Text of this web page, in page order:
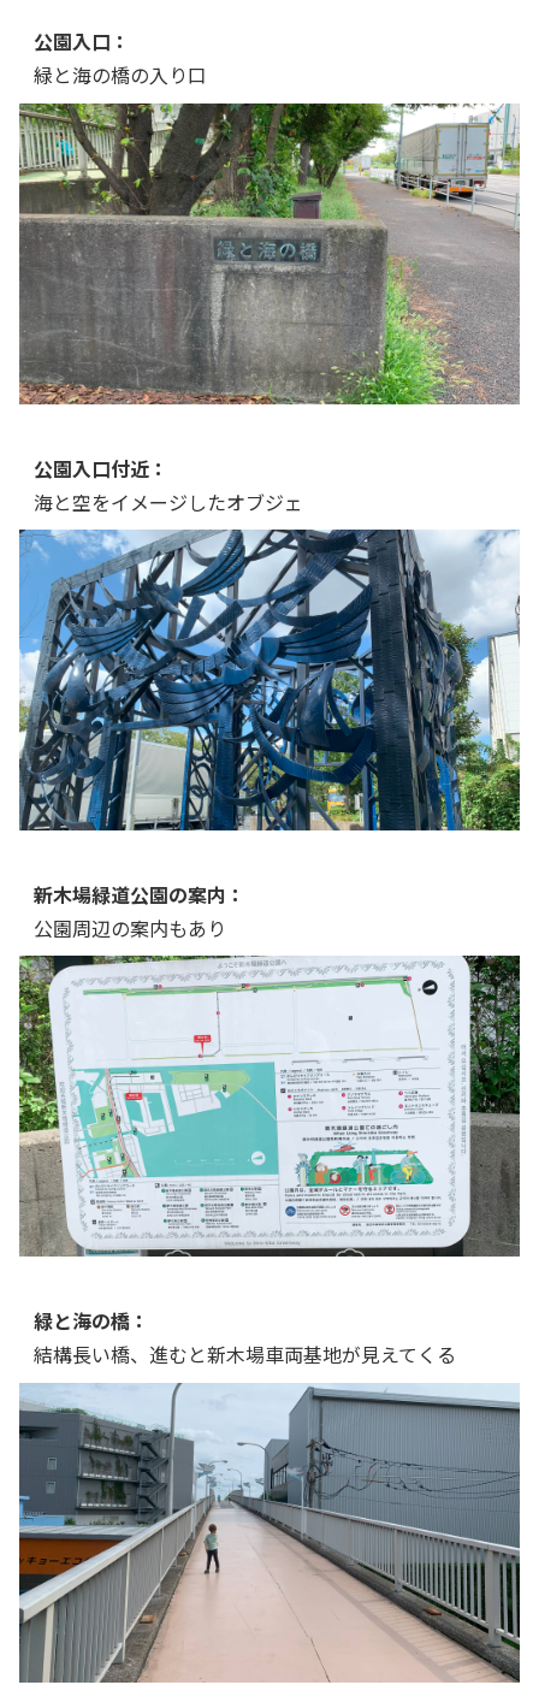
公園入口：
緑と海の橋の入り口
公園入口付近：
海と空をイメージしたオブジェ
新木場緑道公園の案内：
公園周辺の案内もあり
緑と海の橋：
結構長い橋、進むと新木場車両基地が見えてくる